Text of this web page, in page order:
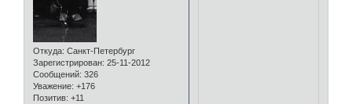
Откуда: Санкт-Петербург
Зарегистрирован: 25-11-2012
Сообщений: 326
Уважение: +176
Позитив: +11